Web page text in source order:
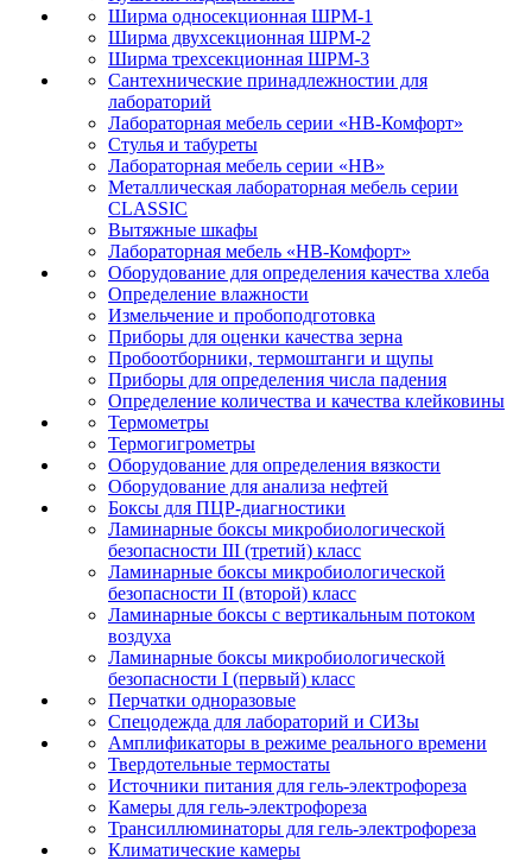
Ширма односекционная ШРМ-1
Ширма двухсекционная ШРМ-2
Ширма трехсекционная ШРМ-3
Сантехнические принадлежностии для
лабораторий
Лабораторная мебель серии «НВ-Комфорт»
Стулья и табуреты
Лабораторная мебель серии «НВ»
Металлическая лабораторная мебель серии
CLASSIC
Вытяжные шкафы
Лабораторная мебель «НВ-Комфорт»
Оборудование для определения качества хлеба
Определение влажности
Измельчение и пробоподготовка
Приборы для оценки качества зерна
Пробоотборники, термоштанги и щупы
Приборы для определения числа падения
Определение количества и качества клейковины
Термометры
Термогигрометры
Оборудование для определения вязкости
Оборудование для анализа нефтей
Боксы для ПЦР-диагностики
Ламинарные боксы микробиологической
безопасности III (третий) класс
Ламинарные боксы микробиологической
безопасности II (второй) класс
Ламинарные боксы с вертикальным потоком
воздуха
Ламинарные боксы микробиологической
безопасности I (первый) класс
Перчатки одноразовые
Спецодежда для лабораторий и СИЗы
Амплификаторы в режиме реального времени
Твердотельные термостаты
Источники питания для гель-электрофореза
Камеры для гель-электрофореза
Трансиллюминаторы для гель-электрофореза
Климатические камеры